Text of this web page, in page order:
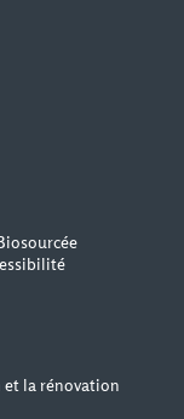
la rénovation